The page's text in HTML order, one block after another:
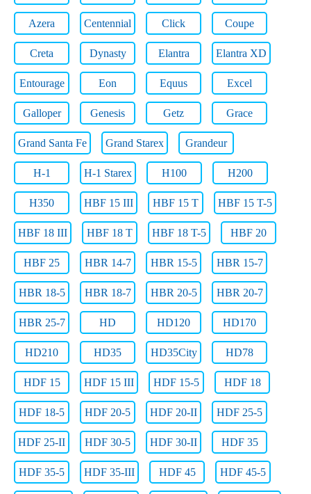
Azera Centennial Click Coupe
Creta Dynasty Elantra Elantra XD
Entourage Eon Equus Excel
Galloper Genesis Getz Grace
Grand Santa Fe Grand Starex Grandeur
H-1 H-1 Starex H100 H200
H350 HBF 15 III HBF 15 T HBF 15 T-5
HBF 18 III HBF 18 T HBF 18 T-5 HBF 20
HBF 25 HBR 14-7 HBR 15-5 HBR 15-7
HBR 18-5 HBR 18-7 HBR 20-5 HBR 20-7
HBR 25-7 HD HD120 HD170
HD210 HD35 HD35City HD78
HDF 15 HDF 15 III HDF 15-5 HDF 18
HDF 18-5 HDF 20-5 HDF 20-II HDF 25-5
HDF 25-II HDF 30-5 HDF 30-II HDF 35
HDF 35-5 HDF 35-III HDF 45 HDF 45-5